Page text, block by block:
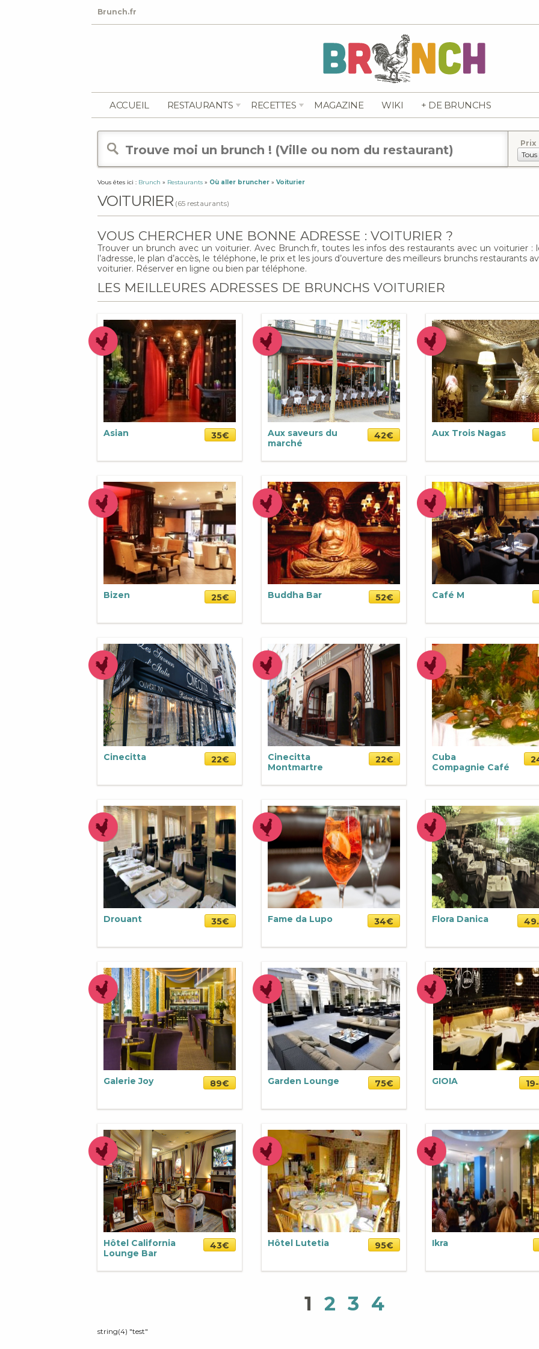
Brunch.fr
ACCUEIL RESTAURANTS RECETTES MAGAZINE WIKI + DE BRUNCHS
Prix
Vous êtes ici : Brunch » Restaurants » Où aller bruncher » Voiturier
VOITURIER (65 restaurants)
VOUS CHERCHER UNE BONNE ADRESSE : VOITURIER ?
Trouver un brunch avec un voiturier. Avec Brunch.fr, toutes les infos des restaurants avec un voiturier :
l’adresse, le plan d’accès, le téléphone, le prix et les jours d’ouverture des meilleurs brunchs restaurants
voiturier. Réserver en ligne ou bien par téléphone.
LES MEILLEURES ADRESSES DE BRUNCHS VOITURIER
Asian 35€
Aux saveurs du
marché
42€ Aux Trois Nagas
Bizen 25€ Buddha Bar 52€ Café M
Cinecitta 22€
Cinecitta
Montmartre
22€
Cuba
Compagnie Café
Drouant 35€ Fame da Lupo 34€ Flora Danica
Galerie Joy 89€ Garden Lounge 75€ GIOIA
Hôtel California
Lounge Bar
43€ Hôtel Lutetia 95€ Ikra
1 2 3 4
string(4) "test"